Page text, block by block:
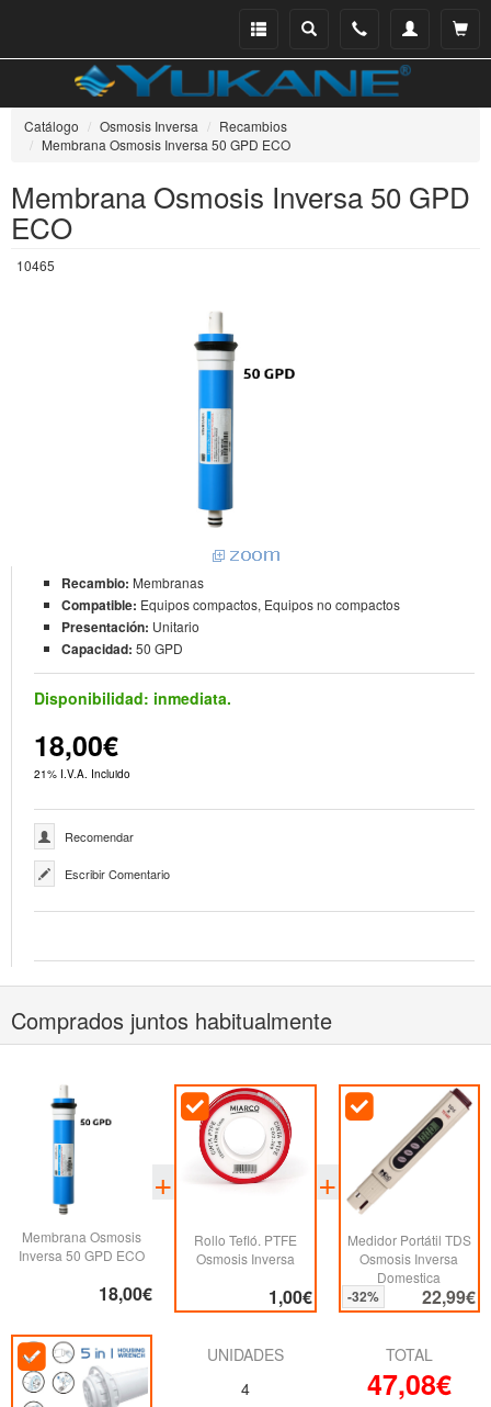
Ver
Mi
Teléfono
Buscar
Menu
Catálogo Osmosis Inversa
Recambios
Membrana Osmosis Inversa 50 GPD ECO
Membrana Osmosis Inversa 50 GPD
ECO
10465
Recambio: Membranas
Compatible: Equipos compactos, Equipos no compactos
Presentación: Unitario
Capacidad: 50 GPD
Disponibilidad: inmediata.
18,00€
21% I.V.A. Incluido
Recomendar
Escribir Comentario
Comprados juntos habitualmente
Membrana Osmosis
Inversa 50 GPD ECO
18,00€
Rollo Tefló. PTFE
Osmosis Inversa
1,00€
Medidor Portátil TDS
Osmosis Inversa
Domestica
22,99€
-32%
UNIDADES
TOTAL
4
47,08€